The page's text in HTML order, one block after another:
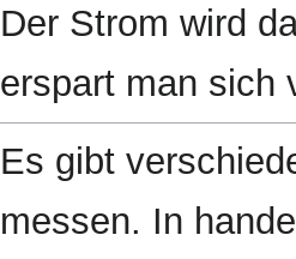
Der Strom wird
erspart man sich
Es gibt
messen. In